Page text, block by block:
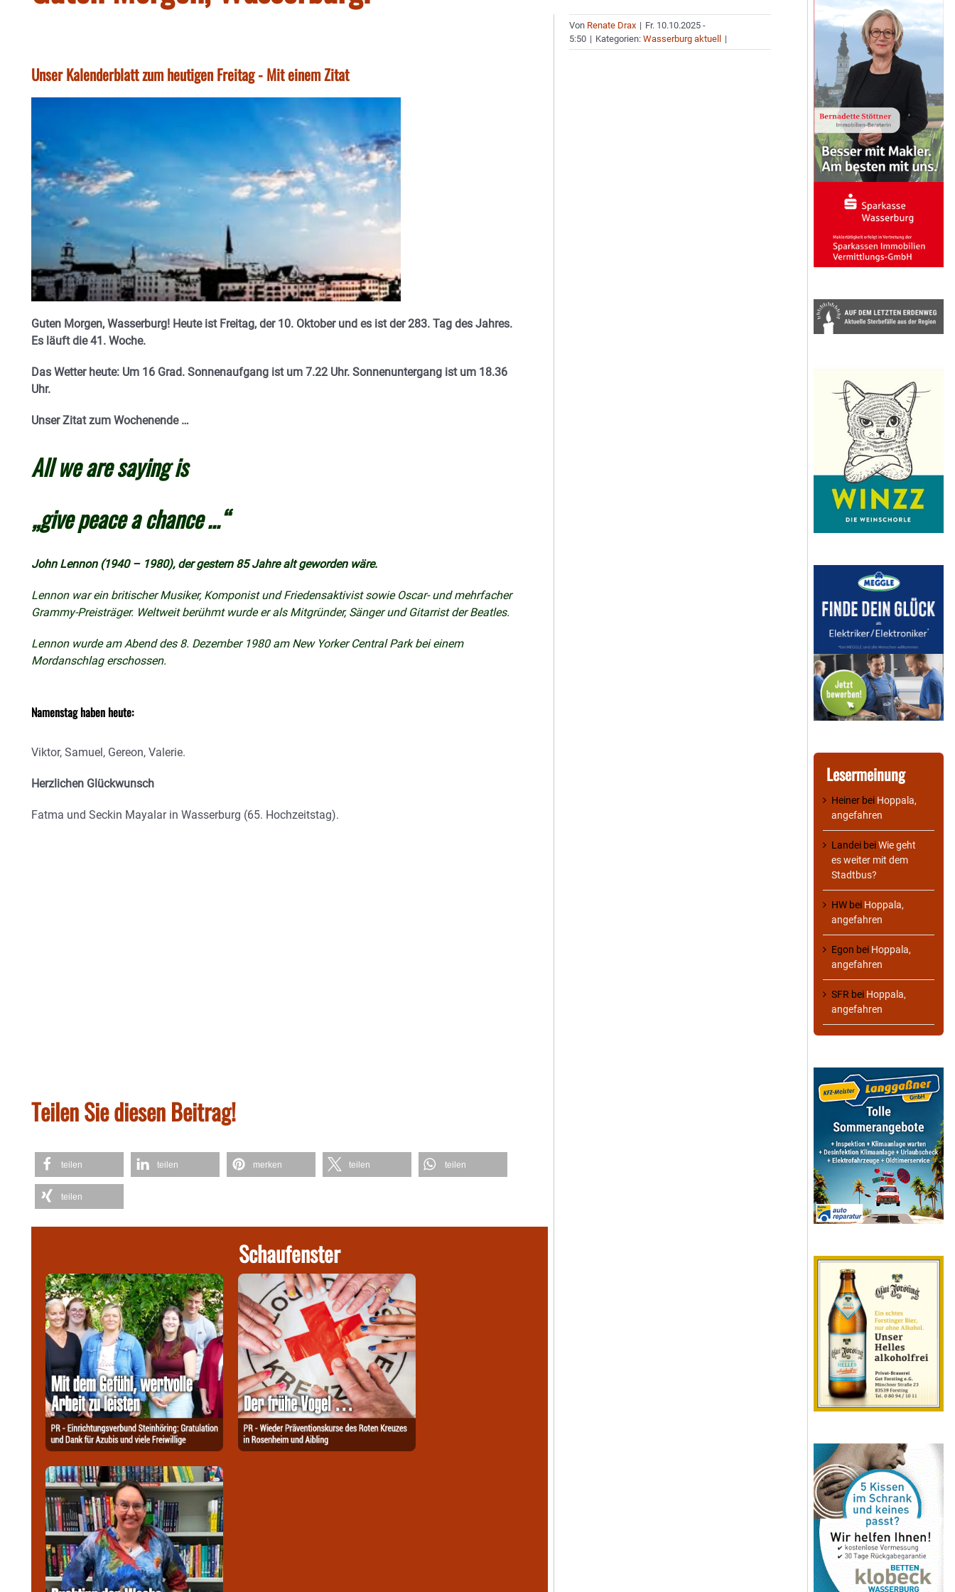
Unser Kalenderblatt zum heutigen Freitag - Mit einem Zitat
Guten Morgen, Wasserburg! Heute ist Freitag, der 10. Oktober und es ist der 283. Tag des Jahres.
Es läuft die 41. Woche.
Das Wetter heute: Um 16 Grad. Sonnenaufgang ist um 7.22 Uhr. Sonnenuntergang ist um 18.36
Uhr.
Unser Zitat zum Wochenende …
All we are saying is
„give peace a chance …“
John Lennon (1940 – 1980), der gestern 85 Jahre alt geworden wäre.
Lennon war ein britischer Musiker, Komponist und Friedensaktivist sowie Oscar- und mehrfacher
Grammy-Preisträger. Weltweit berühmt wurde er als Mitgründer, Sänger und Gitarrist der Beatles.
Lennon wurde am Abend des 8. Dezember 1980 am New Yorker Central Park bei einem
Mordanschlag erschossen.
Namenstag haben heute:
Viktor, Samuel, Gereon, Valerie.
Herzlichen Glückwunsch
Fatma und Seckin Mayalar in Wasserburg (65. Hochzeitstag).
Teilen Sie diesen Beitrag!
teilen teilen merken teilen teilen
teilen
Schaufenster
Von Renate Drax | Fr. 10.10.2025 -
5:50 | Kategorien:Wasserburg aktuell |
Lesermeinung
Heiner bei Hoppala,
angefahren
Landei beiWie geht
es weiter mit dem
Stadtbus?
HW bei Hoppala,
angefahren
Egon bei Hoppala,
angefahren
SFR bei Hoppala,
angefahren